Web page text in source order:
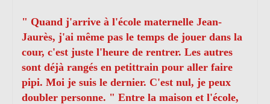
" Quand j'arrive à l'école maternelle Jean-
Jaurès, j'ai même pas le temps de jouer dans la
cour, c'est juste l'heure de rentrer. Les autres
sont déjà rangés en petittrain pour aller faire
pipi. Moi je suis le dernier. C'est nul, je peux
doubler personne. " Entre la maison et l'école,